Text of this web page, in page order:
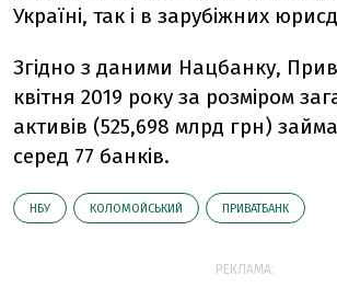
Україні, так і в зарубіжних
Згідно з даними Нацбанку,
квітня 2019 року за розміром
активів (525,698 млрд грн)
серед 77 банків.
НБУ КОЛОМОЙСЬКИЙ ПРИВАТБАНК
РЕКЛАМА: